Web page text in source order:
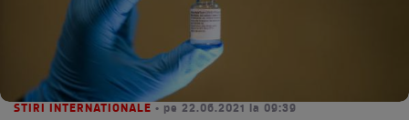
STIRI INTERNATIONALE • pe 22.06.2021 la 09:39